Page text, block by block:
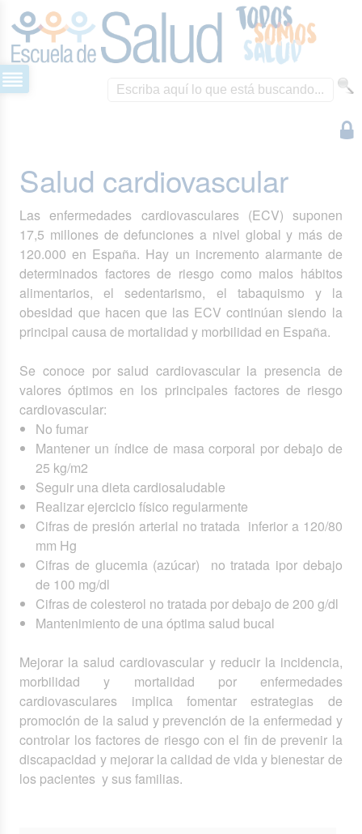
Salud cardiovascular
Las enfermedades cardiovasculares (ECV) suponen
17,5 millones de defunciones a nivel global y más de
120.000 en España. Hay un incremento alarmante de
determinados factores de riesgo como malos hábitos
alimentarios, el sedentarismo, el tabaquismo y la
obesidad que hacen que las ECV continúan siendo la
principal causa de mortalidad y morbilidad en España.
Se conoce por salud cardiovascular la presencia de
valores óptimos en los principales factores de riesgo
cardiovascular:
No fumar
Mantener un índice de masa corporal por debajo de
25 kg/m2
Seguir una dieta cardiosaludable
Realizar ejercicio físico regularmente
Cifras de presión arterial no tratada inferior a 120/80
mm Hg
Cifras de glucemia (azúcar) no tratada ipor debajo
de 100 mg/dl
Cifras de colesterol no tratada por debajo de 200 g/dl
Mantenimiento de una óptima salud bucal
Mejorar la salud cardiovascular y reducir la incidencia,
morbilidad y mortalidad por enfermedades
cardiovasculares implica fomentar estrategias de
promoción de la salud y prevención de la enfermedad y
controlar los factores de riesgo con el fin de prevenir la
discapacidad y mejorar la calidad de vida y bienestar de
los pacientes y sus familias.